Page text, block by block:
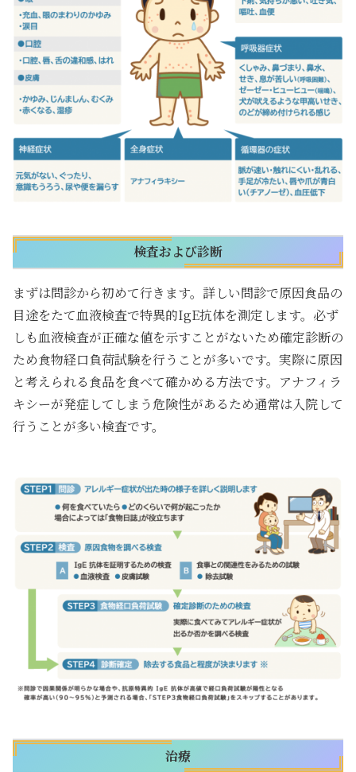
検査および診断
まずは問診から初めて行きます。詳しい問診で原因食品の
目途をたて血液検査で特異的IgE抗体を測定します。必ず
しも血液検査が正確な値を示すことがないため確定診断の
ため食物経口負荷試験を行うことが多いです。実際に原因
と考えられる食品を食べて確かめる方法です。アナフィラ
キシーが発症してしまう危険性があるため通常は入院して
行うことが多い検査です。
治療